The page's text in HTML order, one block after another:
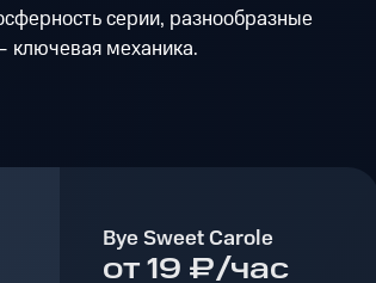
серии, разнообразные
ключевая механика.
Bye Sweet Carole
от 19 ₽/час